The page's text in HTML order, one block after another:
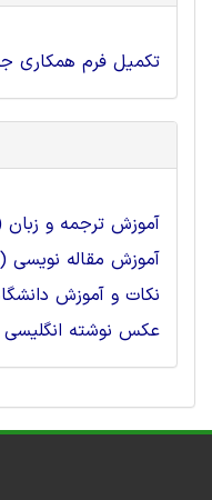
تکمیل فرم همکاری
آموزش ترجمه و زبان ( 8
آموزش مقاله نویسی ( 21 )
نکات و آموزش
عکس نوشته انگلیسی (